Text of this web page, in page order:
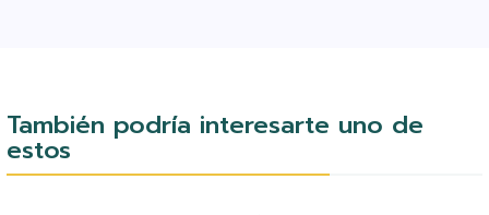
También podría interesarte uno de
estos